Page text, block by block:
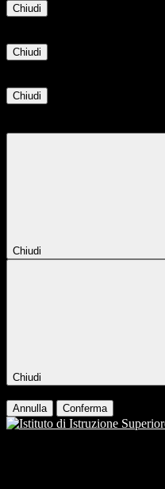
Chiudi
Chiudi
Chiudi
Chiudi
Chiudi
Annulla Conferma